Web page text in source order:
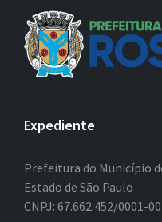
Expediente
Prefeitura do Município
Estado de São Paulo
CNPJ: 67.662.452/0001-00